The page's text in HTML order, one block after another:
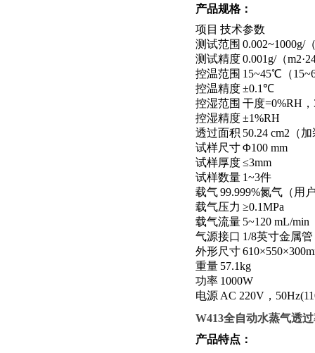
产品规格：
项目 技术参数
测试范围 0.002~1000g/
测试精度0.001g/（m2·
控温范围 15~45℃（
控温精度±0.1 ℃
控湿范围 干度=0%RH ，
控湿精度±1%RH
透过面积 50.24 cm2 （
试样尺寸Φ100 mm
试样厚度≤3mm
试样数量 1~3件
载气99.999%氮气（用
载气压力 ≥0.1MPa
载气流量 5~120 mL/min
气源接口 1/8英寸金属管
外形尺寸610×550×
重量 57.1kg
功率 1000W
电源 AC 220V ，
W413全自动水蒸气透
产品特点 ：